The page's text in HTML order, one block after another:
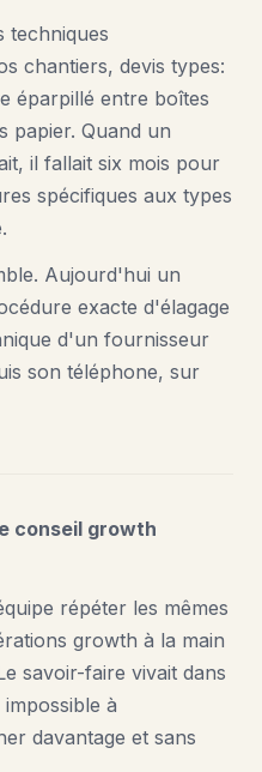
techniques
chantiers, devis types:
éparpillé entre boîtes
papier. Quand un
il fallait six mois pour
spécifiques aux types
Aujourd'hui un
exacte d'élagage
d'un fournisseur
son téléphone, sur
conseil growth
répéter les mêmes
growth à la main
savoir-faire vivait dans
à
davantage et sans